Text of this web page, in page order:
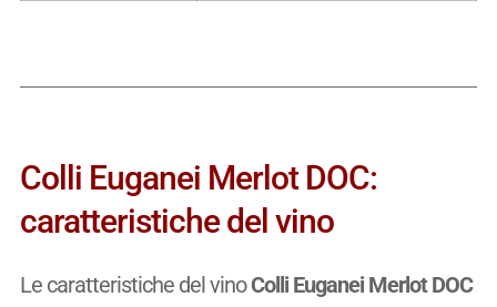
Colli Euganei Merlot DOC:
caratteristiche del vino
Le caratteristiche del vinoColli Euganei Merlot DOC